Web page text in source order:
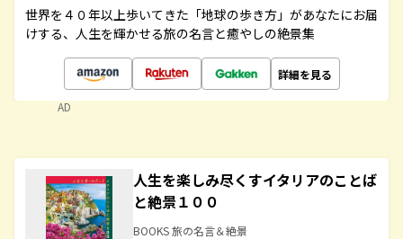
世界を４０年以上歩いてきた「地球の歩き方」があなたにお届
けする、人生を輝かせる旅の名言と癒やしの絶景集
詳細を見る
AD
人生を楽しみ尽くすイタリアのことば
と絶景１００
BOOKS 旅の名言＆絶景